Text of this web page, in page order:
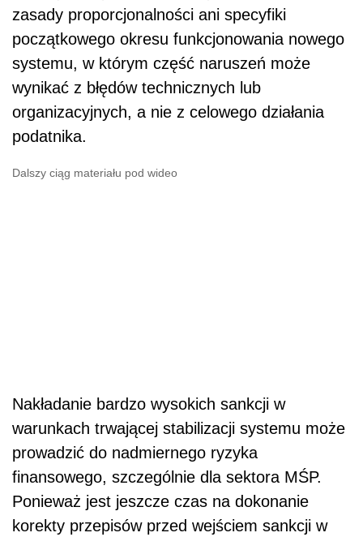
zasady proporcjonalności ani specyfiki
początkowego okresu funkcjonowania nowego
systemu, w którym część naruszeń może
wynikać z błędów technicznych lub
organizacyjnych, a nie z celowego działania
podatnika.
Dalszy ciąg materiału pod wideo
Nakładanie bardzo wysokich sankcji w
warunkach trwającej stabilizacji systemu może
prowadzić do nadmiernego ryzyka
finansowego, szczególnie dla sektora MŚP.
Ponieważ jest jeszcze czas na dokonanie
korekty przepisów przed wejściem sankcji w